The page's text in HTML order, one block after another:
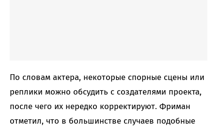
По словам актера, некоторые спорные сцены или
реплики можно обсудить с создателями проекта,
после чего их нередко корректируют. Фриман
отметил, что в большинстве случаев подобные